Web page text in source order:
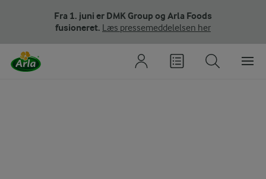
Fra 1. juni er DMK Group og Arla Foods
fusioneret. Læs pressemeddelelsen her